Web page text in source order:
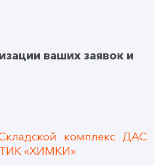
ваших заявок и
комплекс ДАС
«ХИМКИ»